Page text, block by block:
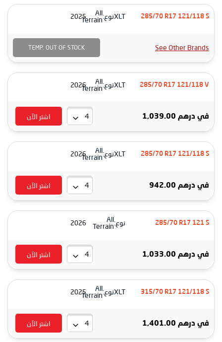
285/70 R17 121/118 S
XLTنوع:All
Terrain
2025
See Other Brands
TEMP. OUT OF STOCK
285/70 R17 121/118 V
XLTنوع:All
Terrain
2026
في درهم 1,039.00 اشتر الآن
285/70 R17 121/118 S
XLTنوع:All
Terrain
2026
في درهم 942.00 اشتر الآن
285/70 R17 121 S نوع:All
Terrain
2026
في درهم 1,033.00 اشتر الآن
315/70 R17 121/118 S
XLTنوع:All
Terrain
2025
في درهم 1,401.00 اشتر الآن